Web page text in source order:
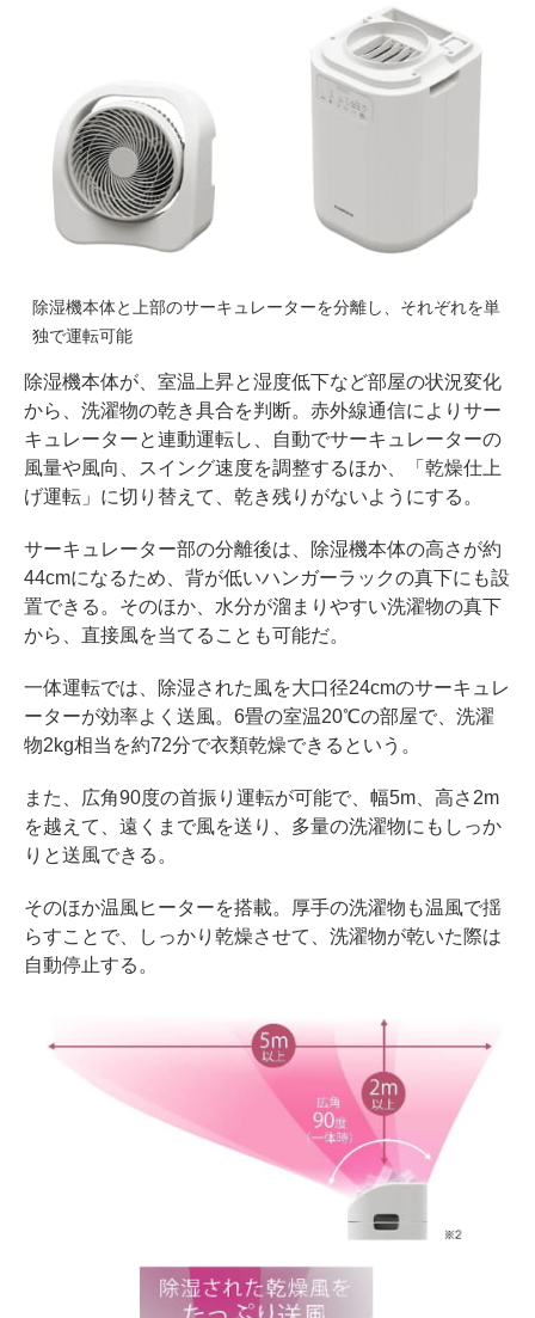
除湿機本体と上部のサーキュレーターを分離し、それぞれを単
独で運転可能
除湿機本体が、室温上昇と湿度低下など部屋の状況変化
から、洗濯物の乾き具合を判断。赤外線通信によりサー
キュレーターと連動運転し、自動でサーキュレーターの
風量や風向、スイング速度を調整するほか、「乾燥仕上
げ運転」に切り替えて、乾き残りがないようにする。
サーキュレーター部の分離後は、除湿機本体の高さが約
44cmになるため、背が低いハンガーラックの真下にも設
置できる。そのほか、水分が溜まりやすい洗濯物の真下
から、直接風を当てることも可能だ。
一体運転では、除湿された風を大口径24cmのサーキュレ
ーターが効率よく送風。6畳の室温20℃の部屋で、洗濯
物2kg相当を約72分で衣類乾燥できるという。
また、広角90度の首振り運転が可能で、幅5m、高さ2m
を越えて、遠くまで風を送り、多量の洗濯物にもしっか
りと送風できる。
そのほか温風ヒーターを搭載。厚手の洗濯物も温風で揺
らすことで、しっかり乾燥させて、洗濯物が乾いた際は
自動停止する。